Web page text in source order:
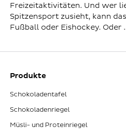
Freizeitaktivitäten. Und wer
Spitzensport zusieht, kann
Fußball oder Eishockey. Oder
Produkte
Schokoladentafel
Schokoladenriegel
Müsli- und Proteinriegel